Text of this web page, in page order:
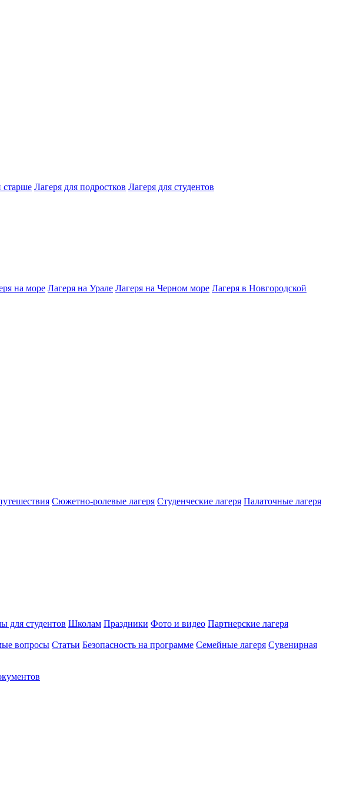
старше Лагеря для подростков Лагеря для студентов
на море Лагеря на Урале Лагеря на Черном море Лагеря в Новгородской
Сюжетно-ролевые лагеря Студенческие лагеря Палаточные лагеря
для студентов Школам Праздники Фото и видео Партнерские лагеря
вопросы Статьи Безопасность на программе Семейные лагеря Сувенирная